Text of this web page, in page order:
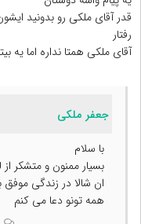
قدر آقای ملکی رو بدونید
رفتار
آقای ملکی همتا نداره اما یه
جعفر ملکی
با سلام
بسیار ممنون و متشکر
ان شالا در زندگی موفق
همه تونو دعا می کنم